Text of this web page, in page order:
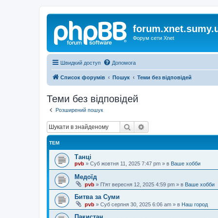
Форум сети Xnet
Швидкий доступ Допомога
Список форумів Пошук Теми без відповідей
Теми без відповідей
Розширений пошук
Пошук
ТЕМ
Танці
pvb » Суб жовтня 11, 2025 7:47 pm » в Ваше хобби
Медоїд
pvb » П'ят вересня 12, 2025 4:59 pm » в Ваше хобби
Битва за Суми
pvb » Суб серпня 30, 2025 6:06 am » в Наш город